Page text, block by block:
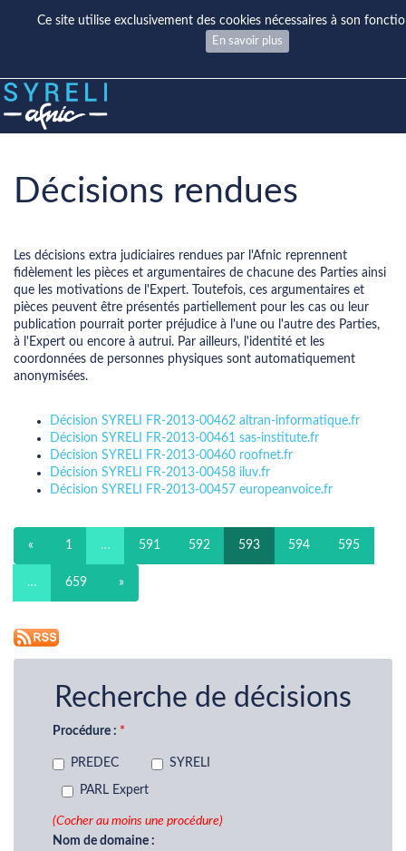
Ce site utilise exclusivement des cookies nécessaires à son
En savoir plus
Décisions rendues
Les décisions extra judiciaires rendues par l'Afnic reprennent
fidèlement les pièces et argumentaires de chacune des Parties ainsi
que les motivations de l'Expert. Toutefois, ces argumentaires et
pièces peuvent être présentés partiellement pour les cas ou leur
publication pourrait porter préjudice à l'une ou l'autre des Parties,
à l'Expert ou encore à autrui. Par ailleurs, l'identité et les
coordonnées de personnes physiques sont automatiquement
anonymisées.
Décision SYRELI FR-2013-00462 altran-informatique.fr
Décision SYRELI FR-2013-00461 sas-institute.fr
Décision SYRELI FR-2013-00460 roofnet.fr
Décision SYRELI FR-2013-00458 iluv.fr
Décision SYRELI FR-2013-00457 europeanvoice.fr
« 1 … 591 592 593 594 595
… 659 »
Recherche de décisions
Procédure :
PREDEC SYRELI
PARL Expert
(Cocher au moins une procédure)
Nom de domaine :